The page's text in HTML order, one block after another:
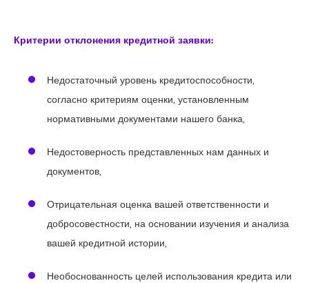
Критерии отклонения кредитной заявки:
Недостаточный уровень кредитоспособности,
согласно критериям оценки, установленным
нормативными документами нашего банка,
Недостоверность представленных нам данных и
документов,
Отрицательная оценка вашей ответственности и
добросовестности, на основании изучения и анализа
вашей кредитной истории,
Необоснованность целей использования кредита или